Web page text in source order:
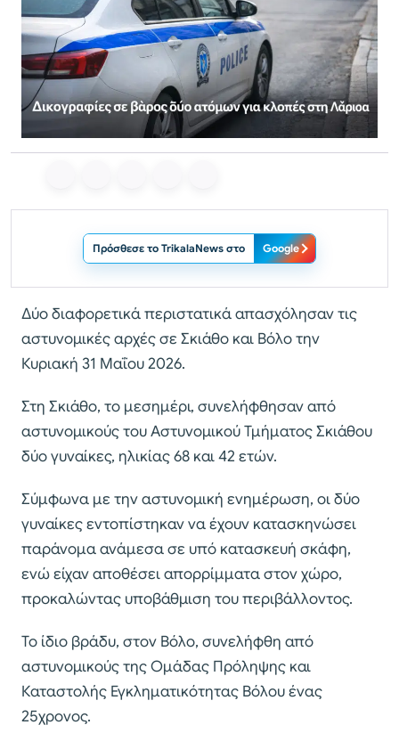
Πρόσθεσε το TrikalaNews στο Google
Δύο διαφορετικά περιστατικά απασχόλησαν τις
αστυνομικές αρχές σε Σκιάθο και Βόλο την
Κυριακή 31 Μαΐου 2026.
Στη Σκιάθο, το μεσημέρι, συνελήφθησαν από
αστυνομικούς του Αστυνομικού Τμήματος Σκιάθου
δύο γυναίκες, ηλικίας 68 και 42 ετών.
Σύμφωνα με την αστυνομική ενημέρωση, οι δύο
γυναίκες εντοπίστηκαν να έχουν κατασκηνώσει
παράνομα ανάμεσα σε υπό κατασκευή σκάφη,
ενώ είχαν αποθέσει απορρίμματα στον χώρο,
προκαλώντας υποβάθμιση του περιβάλλοντος.
Το ίδιο βράδυ, στον Βόλο, συνελήφθη από
αστυνομικούς της Ομάδας Πρόληψης και
Καταστολής Εγκληματικότητας Βόλου ένας
25χρονος.